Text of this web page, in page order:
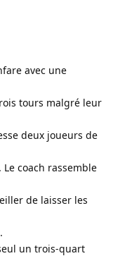
avec une
tours malgré leur
deux joueurs de
coach rassemble
de laisser les
un trois-quart